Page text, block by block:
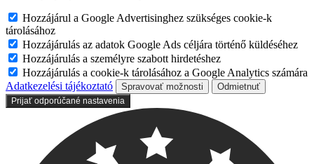
Hozzájárul a Google Advertisinghez szükséges cookie-k
tárolásához
Hozzájárulás az adatok Google Ads céljára történő küldéséhez
Hozzájárulás a személyre szabott hirdetéshez
Hozzájárulás a cookie-k tárolásához a Google Analytics számára
Adatkezelési tájékoztató
Spravovať možnosti Odmietnuť
Prijať odporúčané nastavenia